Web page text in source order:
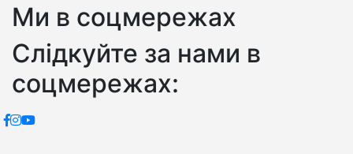
Ми в соцмережах
Слідкуйте за нами в
соцмережах: